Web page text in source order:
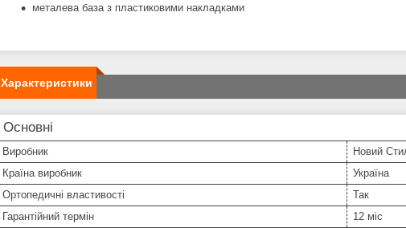
металева база з пластиковими накладками
Характеристики
Основні
Виробник
Новий
Країна виробник
Україна
Ортопедичні властивості
Так
Гарантійний термін
12 міс